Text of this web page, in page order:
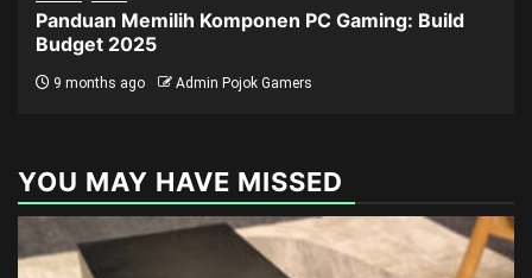
Panduan Memilih Komponen PC Gaming: Build
Budget 2025
9 months ago Admin Pojok Gamers
YOU MAY HAVE MISSED